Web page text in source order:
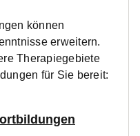
können
erweitern.
Therapiegebiete
für Sie bereit: